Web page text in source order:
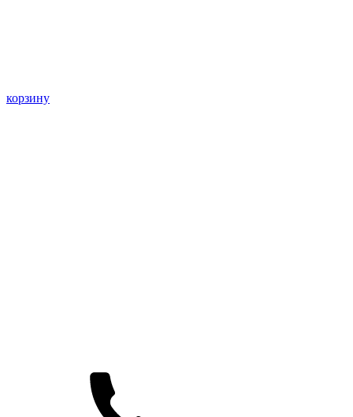
корзину